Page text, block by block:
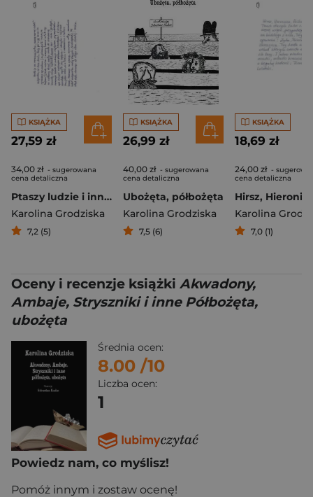
KSIĄŻKA
27,59 zł
34,00 zł - sugerowana
cena detaliczna
Ptaszy ludzie i inne opowiadania
Karolina Grodziska
7,2 (5)
KSIĄŻKA
26,99 zł
40,00 zł - sugerowana
cena detaliczna
Ubożęta, półbożęta
Karolina Grodziska
7,5 (6)
KSIĄŻKA
18,69 zł
24,00 zł -
cena detaliczna
Karolina
7,0 (1)
Oceny i recenzje książki Akwadony,
Ambaje, Stryszniki i inne Półbożęta,
ubożęta
Średnia ocen:
8.00 /10
Liczba ocen:
1
Powiedz nam, co myślisz!
Pomóż innym i zostaw ocenę!